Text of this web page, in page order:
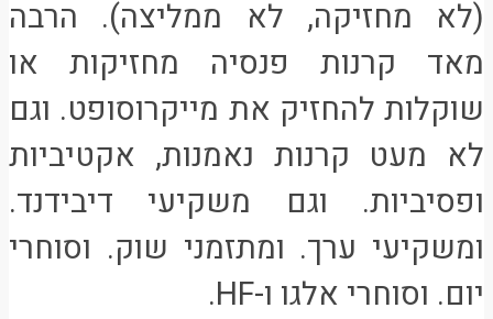
(לא מחזיקה, לא ממליצה). הרבה
מאד קרנות פנסיה מחזיקות או
שוקלות להחזיק את מייקרוסופט. וגם
לא מעט קרנות נאמנות, אקטיביות
ופסיביות. וגם משקיעי דיבידנד.
ומשקיעי ערך. ומתזמני שוק. וסוחרי
יום. וסוחרי אלגו ו-HF.